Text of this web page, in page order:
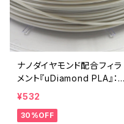
ナノダイヤモンド配合フィラ
メント『uDiamond PLA』：
お試しサンプル 5M
¥532
30%OFF